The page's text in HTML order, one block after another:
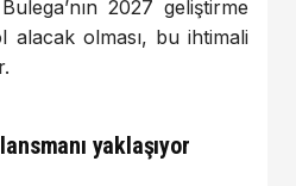
2027 geliştirme
alacak olması, bu ihtimali
yaklaşıyor